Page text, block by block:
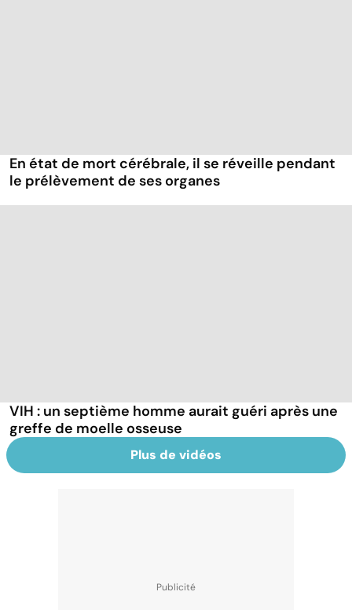
En état de mort cérébrale, il se réveille pendant
le prélèvement de ses organes
VIH : un septième homme aurait guéri après une
greffe de moelle osseuse
Plus de vidéos